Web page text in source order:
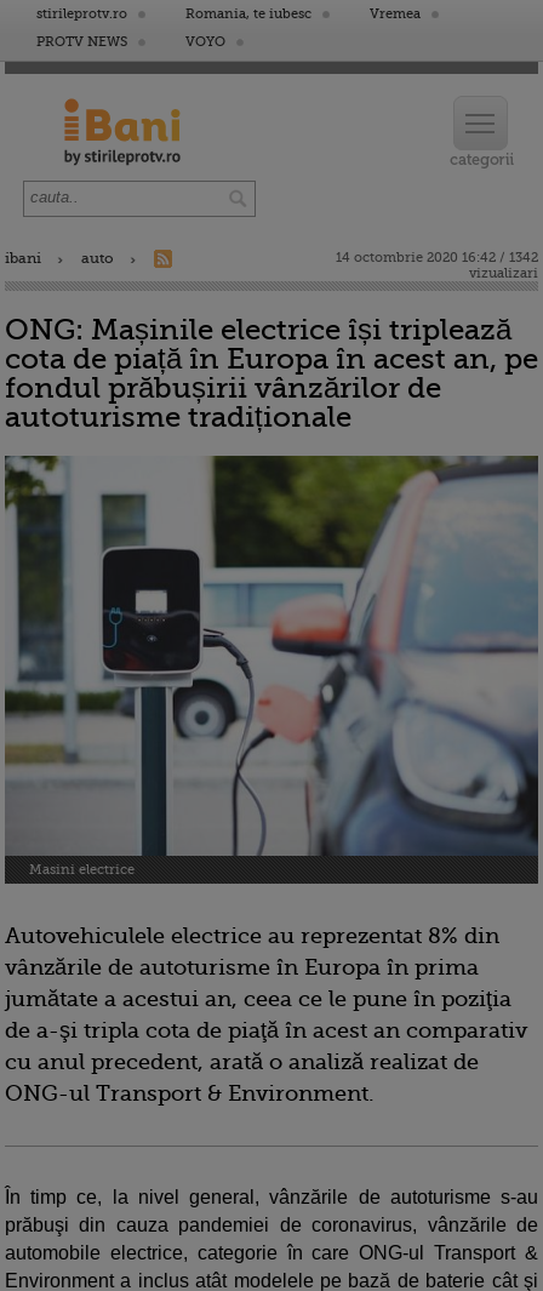
stirileprotv.ro Romania, te iubesc
Vremea
PROTV NEWS
VOYO
ibani auto
14 octombrie 2020 16:42 / 1342
vizualizari
ONG: Mașinile electrice își triplează
cota de piață în Europa în acest an, pe
fondul prăbușirii vânzărilor de
autoturisme tradiționale
Masini electrice
Autovehiculele electrice au reprezentat 8% din
vânzările de autoturisme în Europa în prima
jumătate a acestui an, ceea ce le pune în poziţia
de a-şi tripla cota de piaţă în acest an comparativ
cu anul precedent, arată o analiză realizat de
ONG-ul Transport & Environment.
În timp ce, la nivel general, vânzările de autoturisme s-au
prăbuşi din cauza pandemiei de coronavirus, vânzările de
automobile electrice, categorie în care ONG-ul Transport &
Environment a inclus atât modelele pe bază de baterie cât şi